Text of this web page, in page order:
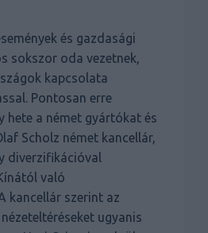
és gazdasági
sokszor oda vezetnek,
kapcsolata
Pontosan erre
hete a német gyártókat és
Scholz német kancellár,
diverzifikációval
való
kancellár szerint az
ugyanis